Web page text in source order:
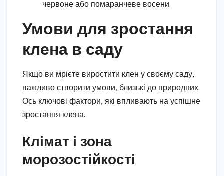
червоне або помаранчеве восени.
Умови для зростання
клена в саду
Якщо ви мрієте виростити клен у своєму саду,
важливо створити умови, близькі до природних.
Ось ключові фактори, які впливають на успішне
зростання клена.
Клімат і зона
морозостійкості